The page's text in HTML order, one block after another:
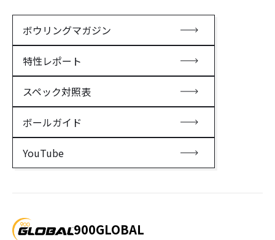
ボウリングマガジン
特性レポート
スペック対照表
ボールガイド
YouTube
900GLOBAL